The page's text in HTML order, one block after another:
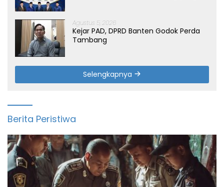
Agustus 5, 2026
Kejar PAD, DPRD Banten Godok Perda
Tambang
Selengkapnya
Berita Peristiwa